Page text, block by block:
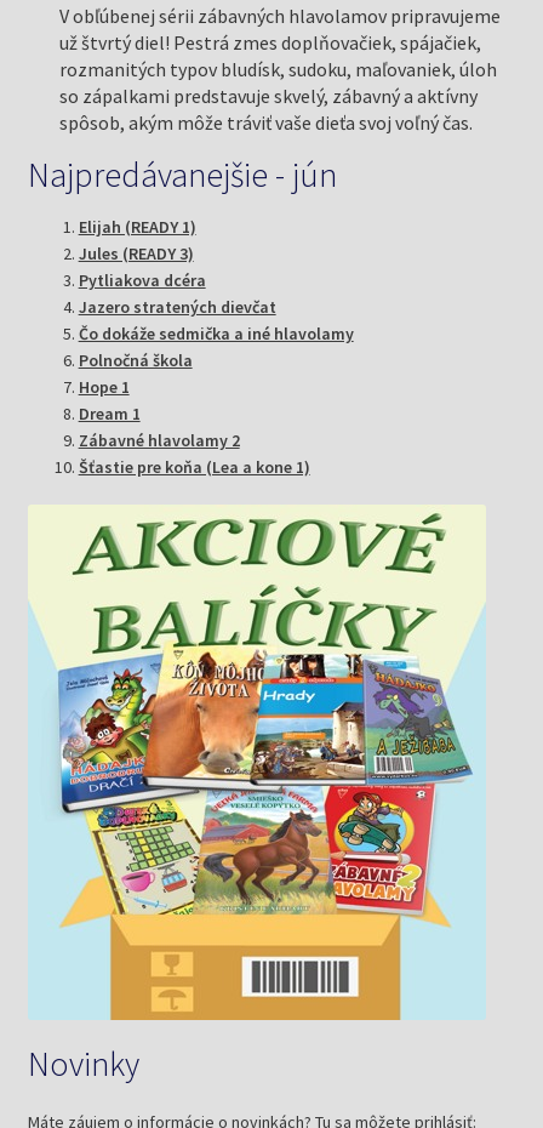
V obľúbenej sérii zábavných hlavolamov pripravujeme
už štvrtý diel! Pestrá zmes doplňovačiek, spájačiek,
rozmanitých typov bludísk, sudoku, maľovaniek, úloh
so zápalkami predstavuje skvelý, zábavný a aktívny
spôsob, akým môže tráviť vaše dieťa svoj voľný čas.
Najpredávanejšie - jún
Elijah (READY 1)
Jules (READY 3)
Pytliakova dcéra
Jazero stratených dievčat
Čo dokáže sedmička a iné hlavolamy
Polnočná škola
Hope 1
Dream 1
Zábavné hlavolamy 2
Šťastie pre koňa (Lea a kone 1)
Novinky
Máte záujem o informácie o novinkách? Tu sa môžete prihlásiť: